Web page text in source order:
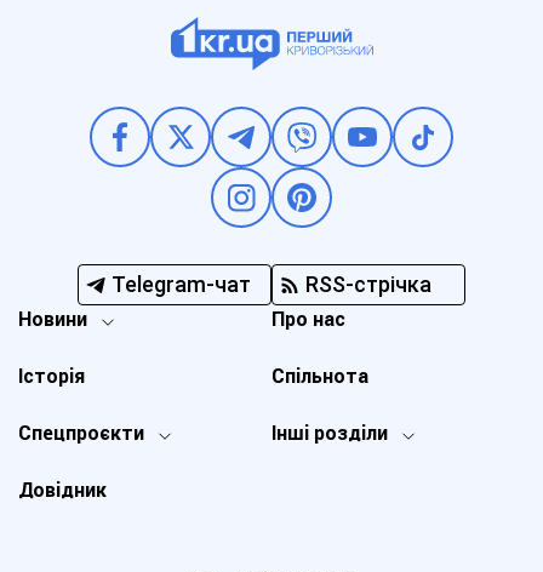
Telegram-чат RSS-стрічка
Новини
Спецпроєкти Інші розділи
Історія
Про нас
Довідник
Спільнота